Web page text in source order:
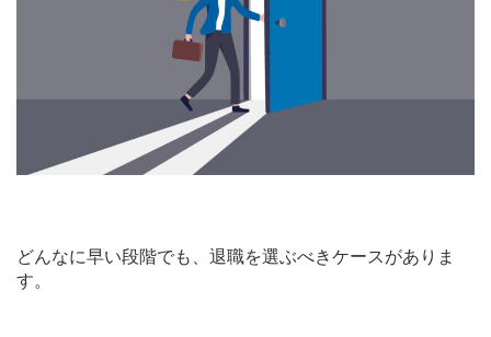
どんなに早い段階でも、退職を選ぶべきケースがありま
す。